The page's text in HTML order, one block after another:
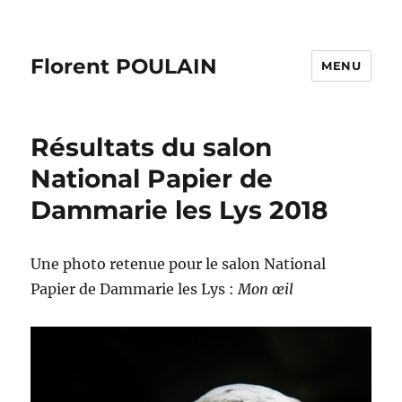
Florent POULAIN MENU
Résultats du salon
National Papier de
Dammarie les Lys 2018
Une photo retenue pour le salon National
Papier de Dammarie les Lys :Mon œil